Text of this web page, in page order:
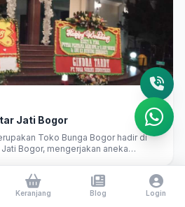
Jati Bogor
Toko Bunga Bogor hadir di
Bogor, mengerjakan aneka
Keranjang Blog Login